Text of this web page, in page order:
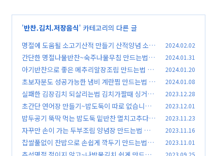
'반찬.김치.저장음식' 카테고리의 다른 글
명절에 도움될 소고기산적 만들기 산적양념 소고
기산적부위 산적레시피 김진옥요리가좋다
(101)
2024.02.02
간단한 명절나물반찬~숙주나물무침 만드는법#
숙주나물레시피#숙주나물#김진옥요리가좋다
(9
3)
2024.01.31
아기반찬으로 좋은 메추리알장조림 만드는법 레
시피#메추리알장조림만들기#김진옥요리가좋다
반찬
(92)
2024.01.20
초보자분도 성공가능한 냄비 계란찜 만드는법 달
걀찜냄비레시피 계란찜만들기 뚝배기계란찜 김
진옥요리가좋다
(28)
2024.01.08
실패한 김장김치 되살리는법 김치가짤때 싱거울
때 맛없는김치 신김치 살리기 (45)
2023.12.28
초간단 연어장 만들기~밥도둑이 따로 없습니다#
연어장만드는법#연어장레시피#김진옥요리가좋
다
(81)
2023.12.01
밥두공기 뚝딱 먹는 밥도둑 밑반찬 멸치고추다짐
장 만드는법#고추멸치조림#고추다짐레시피#김
진옥요리가좋다 (101)
2023.11.23
자꾸만 손이 가는 두부조림 양념장 만드는법 김진
옥요리가좋다 두부조림 반찬만들기
(85)
2023.11.16
찹쌀풀없이 찬밥으로 손쉽게 깍두기 만드는법#
깍두기레시피#설렁탕깍두기#김진옥요리가좋다
2023.11.01
2023.09.25